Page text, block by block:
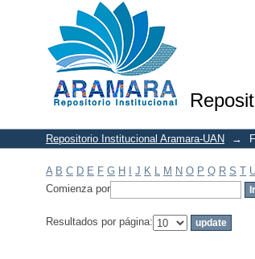
Filtrar por: Materia
Repositorio Institucional Aramara-UAN →
A B C D E F G H J K L M N O P Q R S T
Comienza por
Resultados por página: